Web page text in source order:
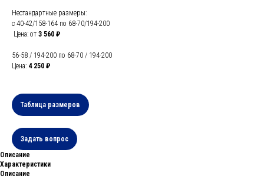
Нестандартные размеры:
с 40-42/158-164 по 68-70/194-200
Цена: от 3 560 ₽
56-58 / 194-200 по 68-70 / 194-200
Цена: 4 250 ₽
Таблица размеров
Задать вопрос
Описание
Характеристики
Описание